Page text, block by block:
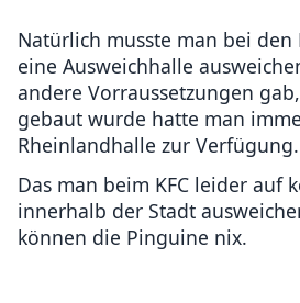
Natürlich musste man bei
eine Ausweichhalle
andere Vorraussetzungen
gebaut wurde hatte man
Rheinlandhalle zur Verfügung.
Das man beim KFC leider auf
innerhalb der Stadt
können die Pinguine nix.